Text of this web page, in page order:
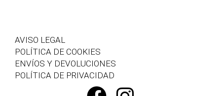
AVISO LEGAL
POLÍTICA DE COOKIES
ENVÍOS Y DEVOLUCIONES
POLÍTICA DE PRIVACIDAD